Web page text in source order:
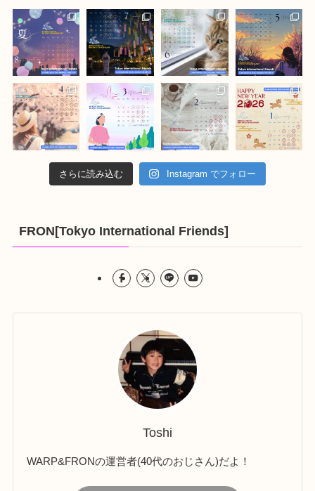
さらに読み込む Instagram でフォロー
FRON[Tokyo International Friends]
Toshi
WARP&FRONの運営者(40代のおじさん)だよ！